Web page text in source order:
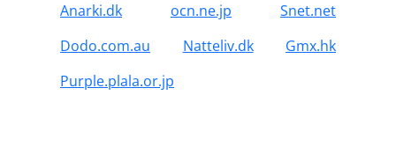
Anarki.dk ocn.ne.jp
Snet.net
Dodo.com.au
Natteliv.dk
Gmx.hk
Purple.plala.or.jp